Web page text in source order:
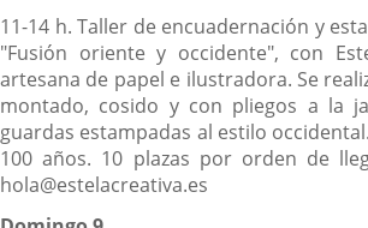
11-14 h. Taller de encuadernación y
"Fusión oriente y occidente", con
artesana de papel e ilustradora. Se
montado, cosido y con pliegos a la
guardas estampadas al estilo
100 años. 10 plazas por orden de
hola@estelacreativa.es